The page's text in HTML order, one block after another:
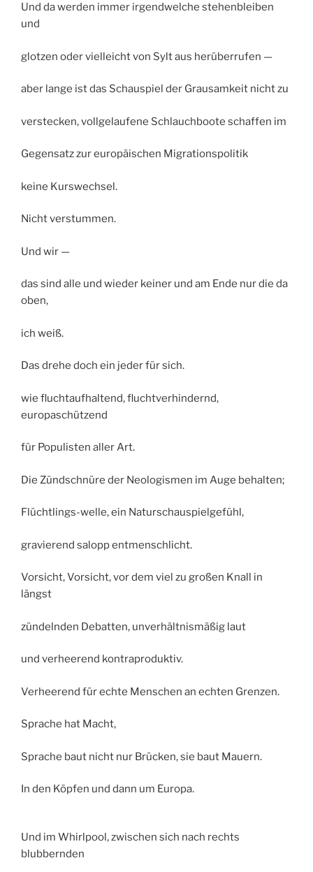
Und da werden immer irgendwelche stehenbleiben
und
glotzen oder vielleicht von Sylt aus herüberrufen —
aber lange ist das Schauspiel der Grausamkeit nicht zu
verstecken, vollgelaufene Schlauchboote schaffen im
Gegensatz zur europäischen Migrationspolitik
keine Kurswechsel.
Nicht verstummen.
Und wir —
das sind alle und wieder keiner und am Ende nur die da
oben,
ich weiß.
Das drehe doch ein jeder für sich.
wie fluchtaufhaltend, fluchtverhindernd,
europaschützend
für Populisten aller Art.
Die Zündschnüre der Neologismen im Auge behalten;
Flüchtlings-welle, ein Naturschauspielgefühl,
gravierend salopp entmenschlicht.
Vorsicht, Vorsicht, vor dem viel zu großen Knall in
längst
zündelnden Debatten, unverhältnismäßig laut
und verheerend kontraproduktiv.
Verheerend für echte Menschen an echten Grenzen.
Sprache hat Macht,
Sprache baut nicht nur Brücken, sie baut Mauern.
In den Köpfen und dann um Europa.
Und im Whirlpool, zwischen sich nach rechts
blubbernden